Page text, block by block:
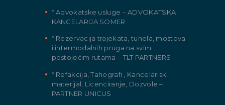
* Advokatske usluge – ADVOKATSKA
KANCELARIJA SOMER
* Rezervacija trajekata, tunela, mostova
i intermodalnih pruga na svim
postojećim rutama – TLT PARTNERS
* Refakcija, Tahografi , Kancelariski
materijal, Licenciranje, Dozvole –
PARTNER UNICUS